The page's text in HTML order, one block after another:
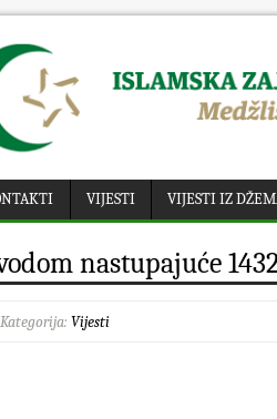
VIJESTI VIJESTI IZ
nastupajuće
Vijesti